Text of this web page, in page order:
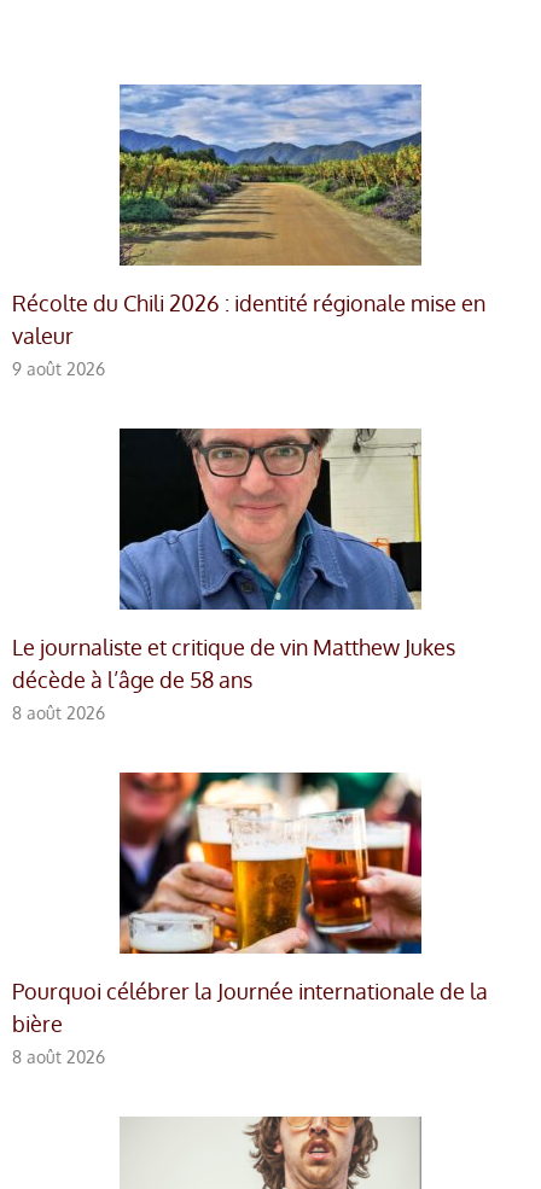
Récolte du Chili 2026 : identité régionale mise en
valeur
9 août 2026
Le journaliste et critique de vin Matthew Jukes
décède à l’âge de 58 ans
8 août 2026
Pourquoi célébrer la Journée internationale de la
bière
8 août 2026